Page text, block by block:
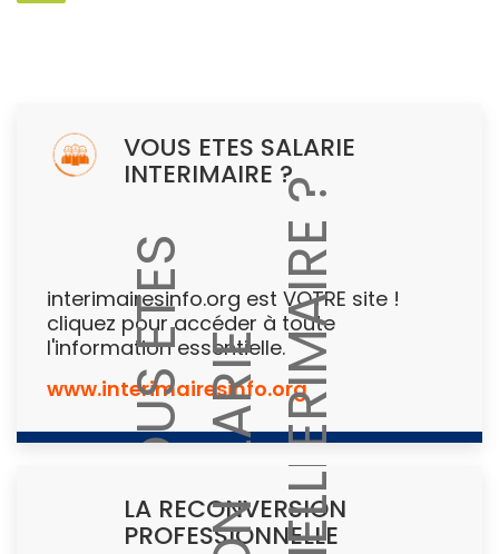
VOUS ETES SALARIE
INTERIMAIRE ?
interimairesinfo.org est VOTRE site !
cliquez pour accéder à toute
l'information essentielle.
www.interimairesinfo.org
LA RECONVERSION
PROFESSIONNELLE